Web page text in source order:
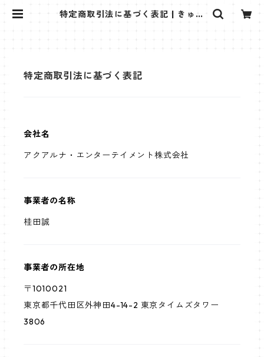
特定商取引法に基づく表記 | きゅ～
特定商取引法に基づく表記
会社名
アクアルナ・エンターテイメント株式会社
事業者の名称
桂田誠
事業者の所在地
〒1010021
東京都千代田区外神田4-14-2 東京タイムズタワー
3806